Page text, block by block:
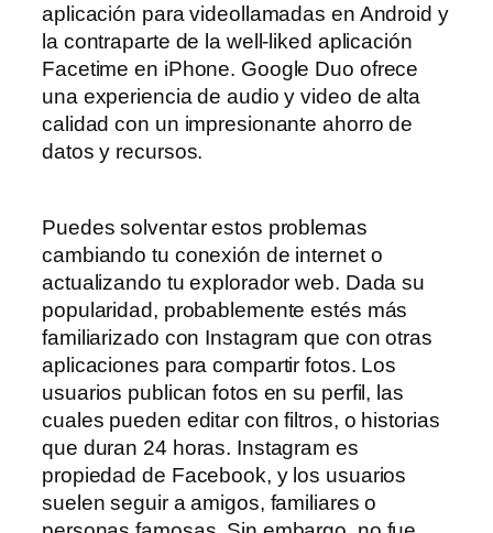
aplicación para videollamadas en Android y
la contraparte de la well-liked aplicación
Facetime en iPhone. Google Duo ofrece
una experiencia de audio y video de alta
calidad con un impresionante ahorro de
datos y recursos.
Puedes solventar estos problemas
cambiando tu conexión de internet o
actualizando tu explorador web. Dada su
popularidad, probablemente estés más
familiarizado con Instagram que con otras
aplicaciones para compartir fotos. Los
usuarios publican fotos en su perfil, las
cuales pueden editar con filtros, o historias
que duran 24 horas. Instagram es
propiedad de Facebook, y los usuarios
suelen seguir a amigos, familiares o